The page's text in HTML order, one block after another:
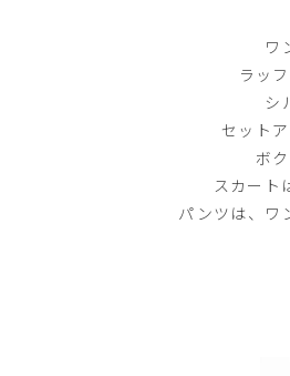
ワ
ラッ
シ
セット
ボ
スカート
パンツは、ワ